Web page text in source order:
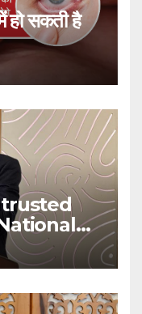
हो सकती है